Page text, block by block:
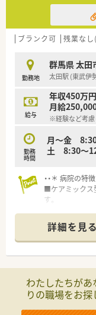
【法人特徴につ
■従業員数8万
るぎない経営基
ならず多方面
■現場の裁量
た自由な発想
【想定される業
■総合科目を
調剤や監査、
に触れながら専
■最新の過誤防
ブランク可 残業な
勤務地
群馬県 太田
太田駅 (東武伊
給与
年収450万
月給
※経験など考慮
勤務
時間
月〜金 8:30
土 8:30〜
・・＊ 病院の特徴
■ケアミックス
す。
型療養病棟や
医療保険型療
■自分の大切な
同じ様にそそい
詳細を見る
わたしたちが
りの職場をお探